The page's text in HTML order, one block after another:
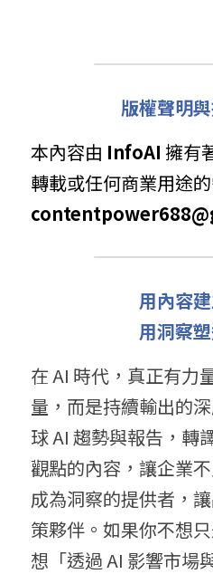
版權聲明
本內容由 InfoAI 擁有
用內容
用洞察
在 AI 時代，真正有力
量，而是持續輸出的
球 AI 趨勢與報告，轉
觀點的內容，讓企業
成為洞察的提供者，
策夥伴。如果你不想
想「透過 AI 影響市場